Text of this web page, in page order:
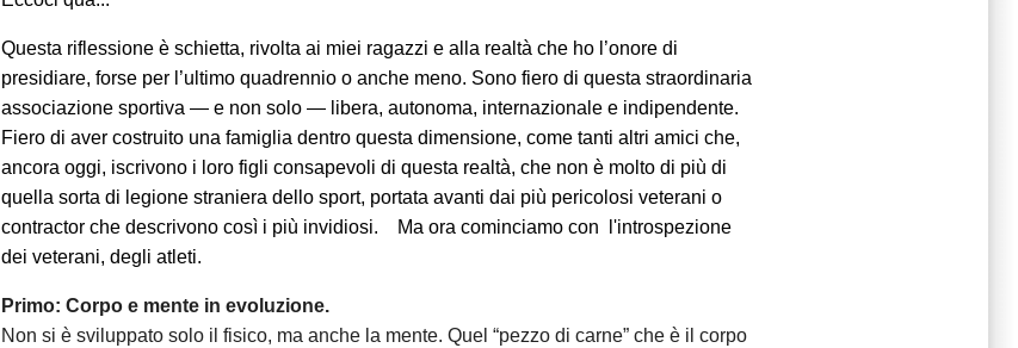
Questa riflessione è schietta, rivolta ai miei ragazzi e alla realtà che ho l’onore di
presidiare, forse per l’ultimo quadrennio o anche meno. Sono fiero di questa straordinaria
associazione sportiva — e non solo — libera, autonoma, internazionale e indipendente.
Fiero di aver costruito una famiglia dentro questa dimensione, come tanti altri amici che,
ancora oggi, iscrivono i loro figli consapevoli di questa realtà, che non è molto di più di
quella sorta di legione straniera dello sport, portata avanti dai più pericolosi veterani o
contractor che descrivono così i più invidiosi. Ma ora cominciamo con l'introspezione
dei veterani, degli atleti.
Primo: Corpo e mente in evoluzione.
Non si è sviluppato solo il fisico, ma anche la mente. Quel “pezzo di carne” che è il corpo